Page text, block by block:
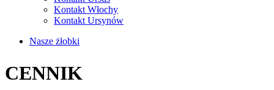
Kontakt Włochy
Kontakt Ursynów
Nasze żłobki
CENNIK